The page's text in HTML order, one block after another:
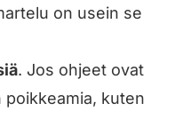
on usein se
. Jos ohjeet ovat
poikkeamia, kuten